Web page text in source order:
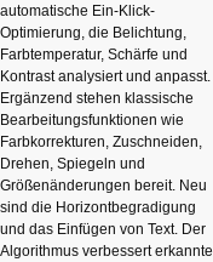
automatische Ein-Klick-
Optimierung, die Belichtung,
Farbtemperatur, Schärfe und
Kontrast analysiert und anpasst.
Ergänzend stehen klassische
Bearbeitungsfunktionen wie
Farbkorrekturen, Zuschneiden,
Drehen, Spiegeln und
Größenänderungen bereit. Neu
sind die Horizontbegradigung
und das Einfügen von Text. Der
Algorithmus verbessert erkannte